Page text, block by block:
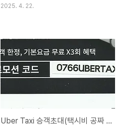
지 택시 경험상 커버를 놓는다고 에어백에 영
향을 주거나한적이 없기에 더운 여름 반사열
로 인한 눈부심 및 약간의 열차단과 인테리어
를 얻을 수 있을것 같습니다. 2. 시트백커버 -
승객들 특히 어린이들의 발로 앞좌석 시트를
차는 경우가 많은데 플라스틱의 재질을이쁜
커버로 해 놓으면 발로 차기도 뭐하고 이물질
2025. 4. 22.
Uber Taxi 승객초대(택시비 공짜 쿠폰 3회 제공)